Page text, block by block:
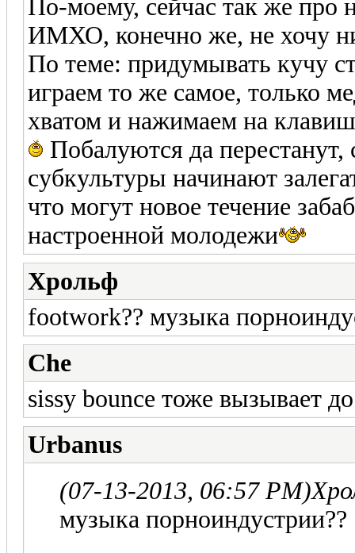
По-моему, сейчас так же про
ИМХО, конечно же, не хочу
По теме: придумывать кучу
играем то же самое, только
хватом и нажимаем на
Побалуются да перестанут,
субкультуры начинают
что могут новое течение
настроенной молодежи
Хрольф
footwork?? музыка
Che
sissy bounce тоже вызывает
Urbanus
(07-13-2013, 06:57 PM)
музыка порноиндустрии??